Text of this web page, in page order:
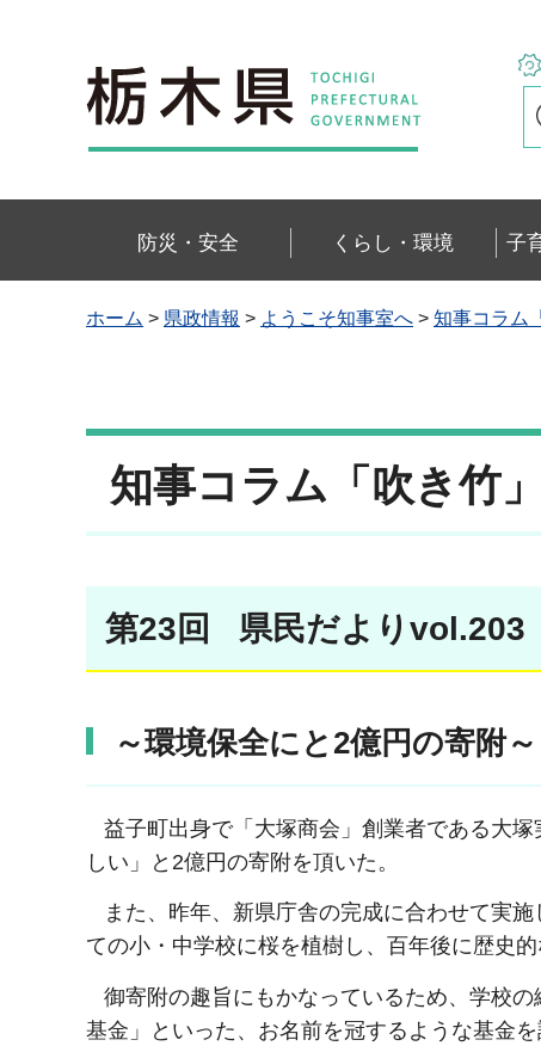
栃木県
防災・安全 くらし・環境 子
ホーム > 県政情報 > ようこそ知事室へ > 知事コラム
知事コラム「吹き竹
第23回 県民だよりvol.203
～環境保全にと2億円の寄附～
益子町出身で「大塚商会」創業者である大
しい」と2億円の寄附を頂いた。
また、昨年、新県庁舎の完成に合わせて実施
ての小・中学校に桜を植樹し、百年後に歴史
御寄附の趣旨にもかなっているため、学校
基金」といった、お名前を冠するような基金